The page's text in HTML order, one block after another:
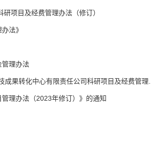
项目及经费管理办法（修订）
法》
管理办法
果转化中心有限责任公司科研项目及经费管理...
理办法（2023年修订）》的通知